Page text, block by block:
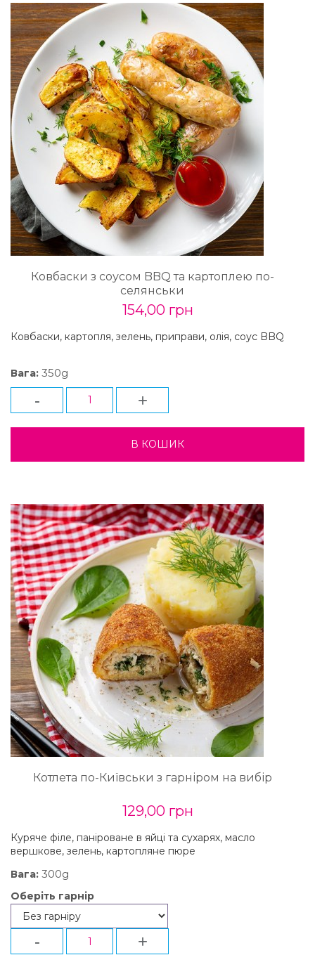
Ковбаски з соусом BBQ та картоплею по-
селянськи
154,00 грн
Ковбаски, картопля, зелень, приправи, олія, соус BBQ
Вага: 350g
- +
Котлета по-Київськи з гарніром на вибір
129,00 грн
Куряче філе, паніроване в яйці та сухарях, масло
вершкове, зелень, картопляне пюре
Вага: 300g
Оберіть гарнір
- +